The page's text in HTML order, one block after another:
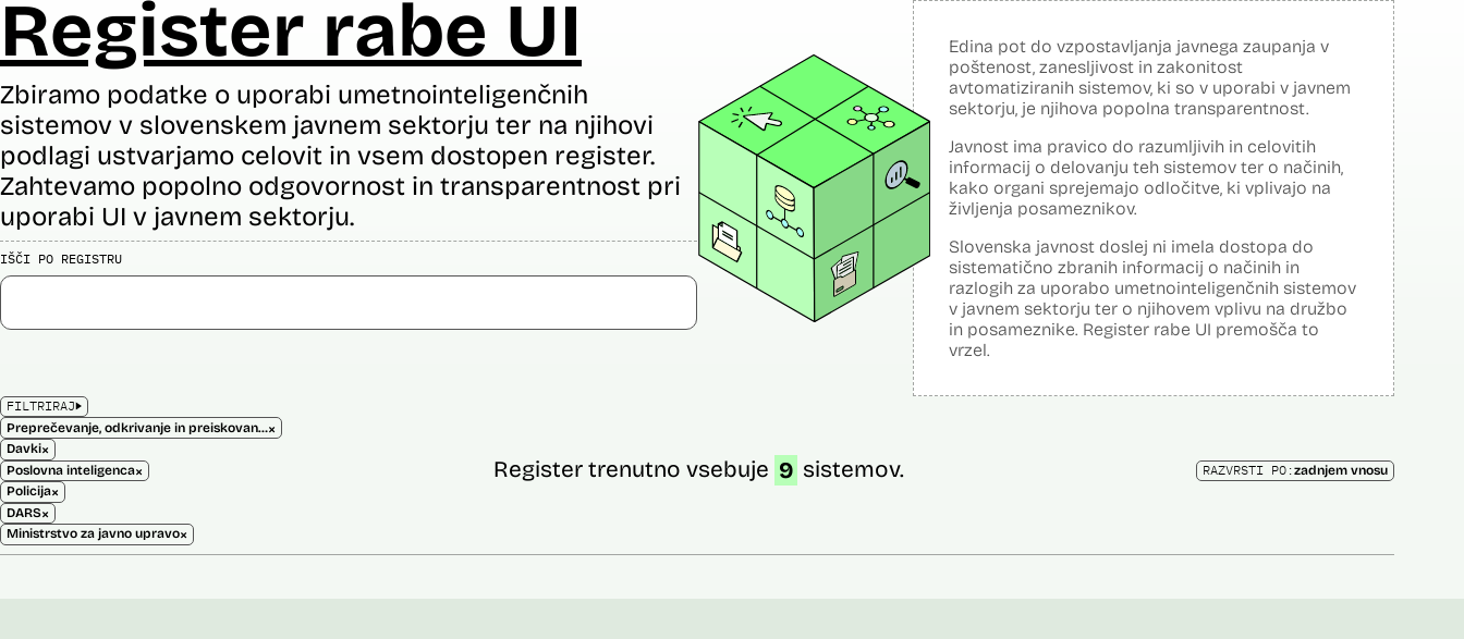
Register rabe UI
Zbiramo podatke o uporabi umetnointeligenčnih
sistemov v slovenskem javnem sektorju ter na njihovi
podlagi ustvarjamo celovit in vsem dostopen register.
Zahtevamo popolno odgovornost in transparentnost pri
uporabi UI v javnem sektorju.
IŠČI PO REGISTRU
Edina pot do vzpostavljanja javnega zaupanja v
poštenost, zanesljivost in zakonitost
avtomatiziranih sistemov, ki so v uporabi v javnem
sektorju, je njihova popolna transparentnost.
Javnost ima pravico do razumljivih in celovitih
informacij o delovanju teh sistemov ter o načinih,
kako organi sprejemajo odločitve, ki vplivajo na
življenja posameznikov.
Slovenska javnost doslej ni imela dostopa do
sistematično zbranih informacij o načinih in
razlogih za uporabo umetnointeligenčnih sistemov
v javnem sektorju ter o njihovem vplivu na družbo
in posameznike. Register rabe UI premošča to
vrzel.
FILTRIRAJ
Preprečevanje, odkrivanje in preiskovanje kaznivih dejanj×
Davki×
Poslovna inteligenca×
Policija×
DARS×
Ministrstvo za javno upravo×
Register trenutno vsebuje 9 sistemov. RAZVRSTI PO:zadnjem vnosu